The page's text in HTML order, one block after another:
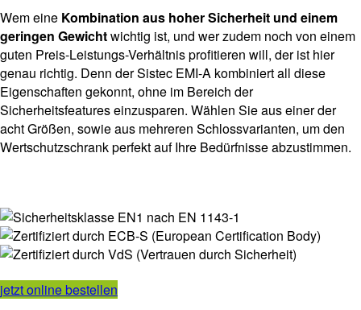
Wem eine Kombination aus hoher Sicherheit und einem
geringen Gewichtwichtig ist, und wer zudem noch von einem
guten Preis-Leistungs-Verhältnis profitieren will, der ist hier
genau richtig. Denn der Sistec EMI-A kombiniert all diese
Eigenschaften gekonnt, ohne im Bereich der
Sicherheitsfeatures einzusparen. Wählen Sie aus einer der
acht Größen, sowie aus mehreren Schlossvarianten, um den
Wertschutzschrank perfekt auf Ihre Bedürfnisse abzustimmen.
jetzt online bestellen